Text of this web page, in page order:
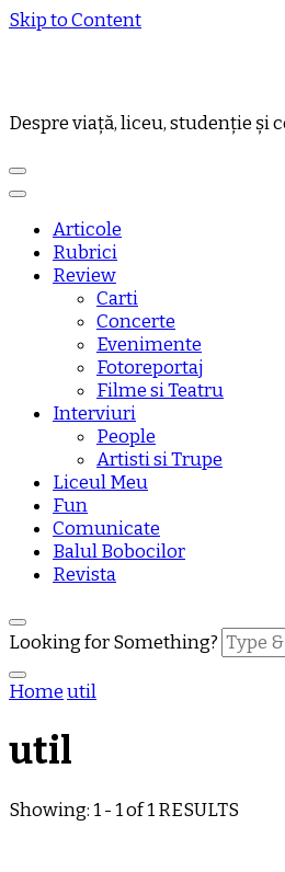
Skip to Content
Despre viață, liceu, studenție și
Articole
Rubrici
Review
Carti
Concerte
Evenimente
Fotoreportaj
Filme si Teatru
Interviuri
People
Artisti si Trupe
Liceul Meu
Fun
Comunicate
Balul Bobocilor
Revista
Looking for Something?
Homeutil
util
Showing: 1 - 1 of 1 RESULTS